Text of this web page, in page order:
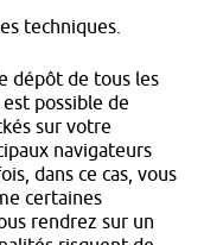
techniques.
dépôt de tous les
possible de
sur votre
navigateurs
dans ce cas, vous
certaines
rendrez sur un